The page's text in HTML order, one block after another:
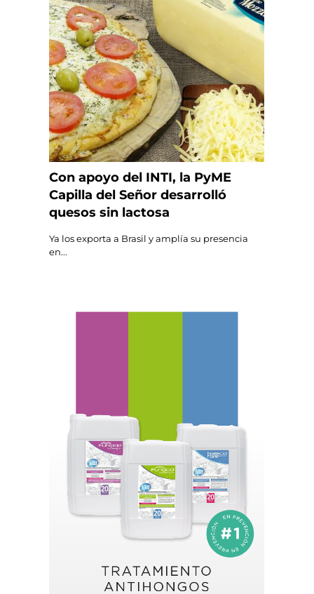
Con apoyo del INTI, la PyME
Capilla del Señor desarrolló
quesos sin lactosa
Ya los exporta a Brasil y amplía su presencia
en...